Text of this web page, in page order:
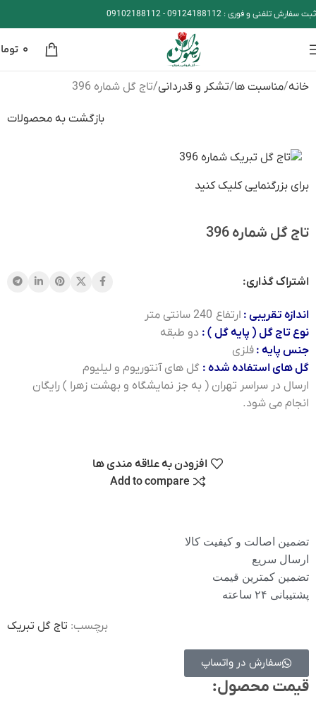
ثبت سفارش تلفنی و فوری : 09124188112
-
09102188112
۰
خانه مناسبت ها تشکر و قدردانی تاج گل شماره 396
بازگشت به محصولات
برای بزرگنمایی کلیک کنید
تاج گل شماره 396
اشتراک گذاری:
اندازه تقریبی : ارتفاع 240 سانتی متر
نوع تاج گل ( پایه گل ) : دو طبقه
جنس پایه : فلزی
گل های استفاده شده : گل های آنتوریوم و لیلیوم
ارسال در سراسر تهران ( به جز نمایشگاه و بهشت زهرا ) رایگان
انجام می شود.
افزودن به علاقه مندی ها
Add to compare
تضمین اصالت و کیفیت کالا
ارسال سریع
تضمین کمترین قیمت
پشتیبانی ۲۴ ساعته
برچسب: تاج گل تبریک
سفارش در واتساپ
قیمت محصول:​